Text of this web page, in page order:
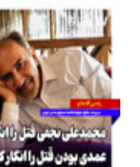
✅ اَوه